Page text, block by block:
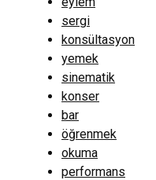
sergi
konsültasyon
yemek
sinematik
konser
bar
öğrenmek
okuma
performans